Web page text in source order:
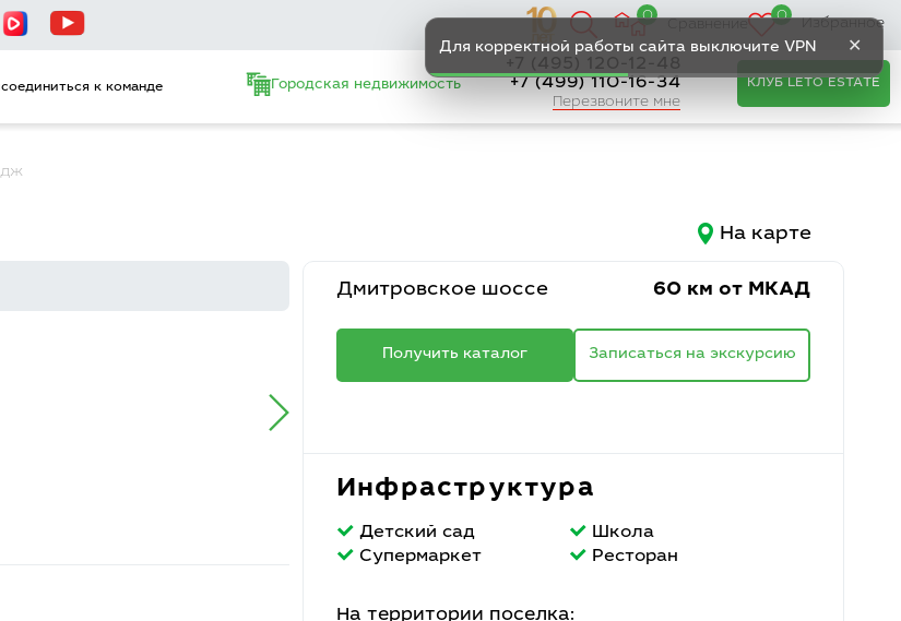
Для корректной работы сайта выключите VPN ✕
0 0 Избранное
к команде Городская недвижимость
+7 (495) 120-12-48
+7 (499) 110-16-34
Перезвоните мне
КЛУБ LETO ESTATE
На карте
Дмитровское шоссе 60 км от МКАД
Получить каталог Записаться на экскурсию
Инфраструктура
Детский сад
Школа
Супермаркет
Ресторан
На территории поселка: